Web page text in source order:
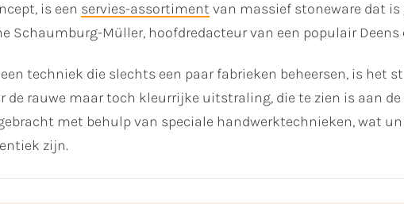
is een servies-assortiment van massief stoneware dat
Schaumburg-Müller, hoofdredacteur van een populair
techniek die slechts een paar fabrieken beheersen, is het
de rauwe maar toch kleurrijke uitstraling, die te zien is aan
met behulp van speciale handwerktechnieken, wat
zijn.